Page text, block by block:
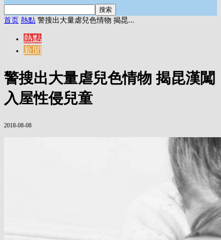
首页 熱點 警搜出大量虐兒色情物 揭昆...
熱點
新聞
警搜出大量虐兒色情物 揭昆漢闖
入屋性侵兒童
2018-08-08